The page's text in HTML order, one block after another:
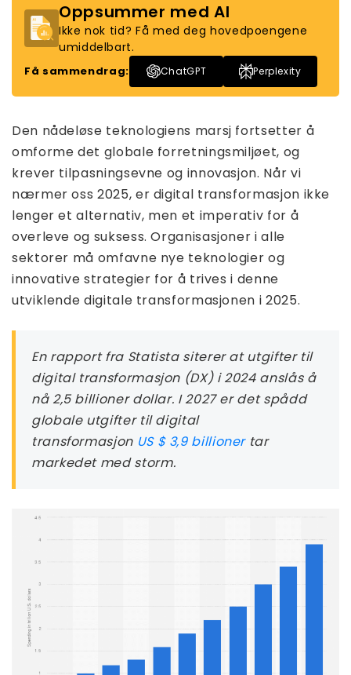
Oppsummer med AI
Ikke nok tid? Få med deg hovedpoengene
umiddelbart.
Få sammendrag: ChatGPT Perplexity
Den nådeløse teknologiens marsj fortsetter å
omforme det globale forretningsmiljøet, og
krever tilpasningsevne og innovasjon. Når vi
nærmer oss 2025, er digital transformasjon ikke
lenger et alternativ, men et imperativ for å
overleve og suksess. Organisasjoner i alle
sektorer må omfavne nye teknologier og
innovative strategier for å trives i denne
utviklende digitale transformasjonen i 2025.
En rapport fra Statista siterer at utgifter til
digital transformasjon (DX) i 2024 anslås å
nå 2,5 billioner dollar. I 2027 er det spådd
globale utgifter til digital
transformasjon US $ 3,9 billionertar
markedet med storm.